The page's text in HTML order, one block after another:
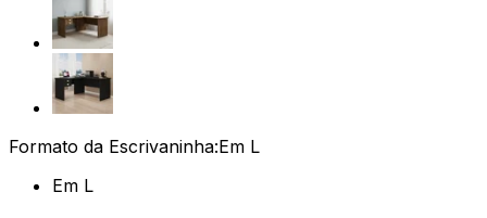
Formato da Escrivaninha:Em L
Em L